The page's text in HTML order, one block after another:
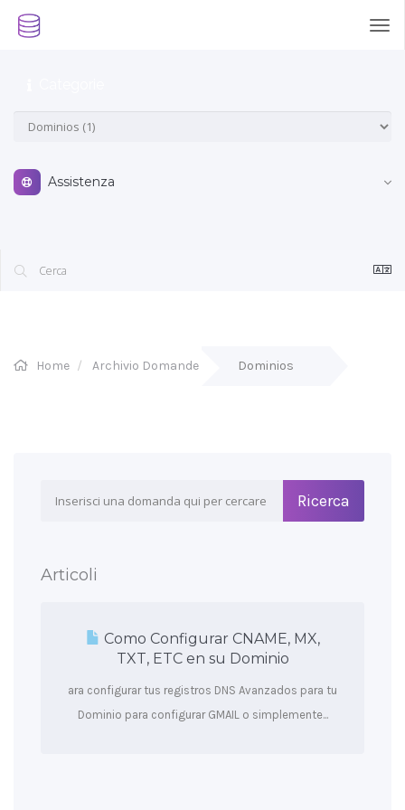
Assistenza
Home Archivio Domande Dominios
Articoli
Como Configurar CNAME, MX,
TXT, ETC en su Dominio
ara configurar tus registros DNS Avanzados para tu
Dominio para configurar GMAIL o simplemente...